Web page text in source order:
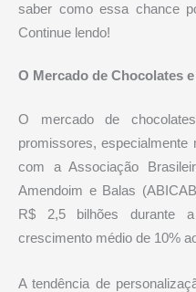
saber como essa chance
Continue lendo!
O Mercado de Chocolates
O mercado de
promissores,
com a Associação
Amendoim e Balas
R$ 2,5 bilhões durante
crescimento médio de 10%
A tendência de